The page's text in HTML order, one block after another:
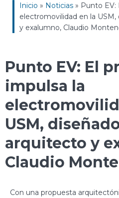
Inicio » Noticias » Punto EV:
electromovilidad en la
y exalumno, Claudio
Punto EV: El
impulsa la
USM,
arquitecto y
Claudio
Con una propuesta